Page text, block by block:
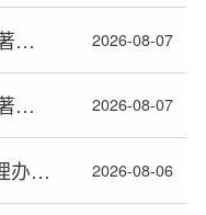
2026年软著新政后上饶市软件著作权办理全流程指南 2026-08-07
2026年软著新政后江西省软件著作权办理全流程指南 2026-08-07
国知局新版《专利优先审查管理办法》2026年9月1日起施行 2026-08-06